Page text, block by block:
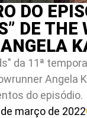
DO
DE THE
da 11ª
Angela
do episódio.
março de 2022